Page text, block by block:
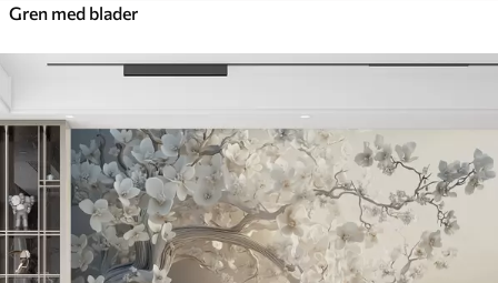
Gren med blader